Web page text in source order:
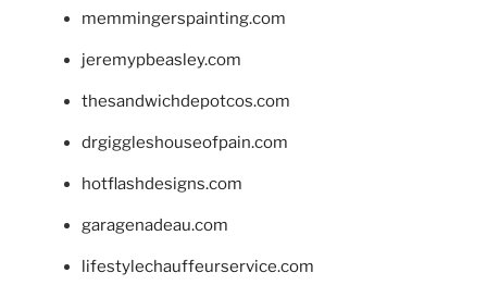
memmingerspainting.com
jeremypbeasley.com
thesandwichdepotcos.com
drgiggleshouseofpain.com
hotflashdesigns.com
garagenadeau.com
lifestylechauffeurservice.com